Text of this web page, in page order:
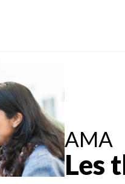
AMA
Les